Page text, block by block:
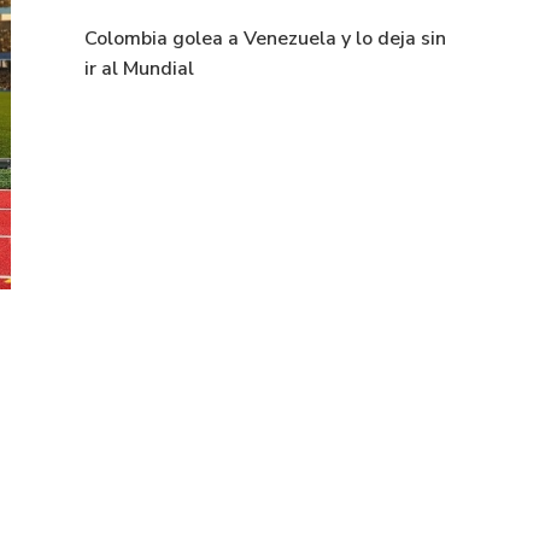
Colombia golea a Venezuela y lo deja sin
ir al Mundial